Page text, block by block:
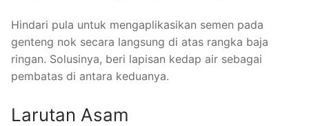
Hindari pula untuk mengaplikasikan semen pada
genteng nok secara langsung di atas rangka baja
ringan. Solusinya, beri lapisan kedap air sebagai
pembatas di antara keduanya.
Larutan Asam